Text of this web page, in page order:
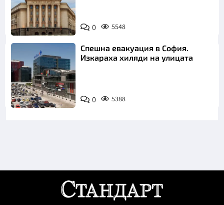
0 5548
Спешна евакуация в София.
Изкараха хиляди на улицата
0 5388